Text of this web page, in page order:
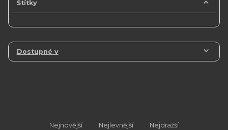
Štítky
Dostupné v
Nejnovější Nejlevnější Nejdražší